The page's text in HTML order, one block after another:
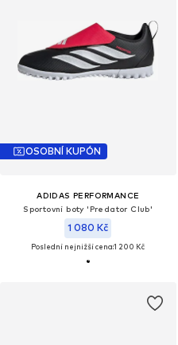
OSOBNÍ KUPÓN
ADIDAS PERFORMANCE
Sportovní boty 'Predator Club'
1 080 Kč
Poslední nejnižší cena:1 200 Kč